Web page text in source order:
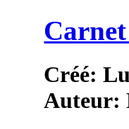
Créé:
Auteur: